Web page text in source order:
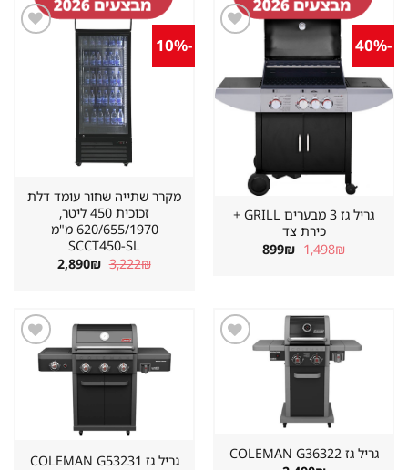
במועדפים
גריל גז 3 מבערים GRILL +
כירת צד
1,498 המחיר
המקורי
899 ₪ המחיר
הנוכחי
מקרר שתייה שחור עומד דלת
זכוכית 450 ליטר,
620/655/1970 מ"מ
SCCT450-SL
3,222 המחיר
המקורי
2,890 ₪ המחיר
הנוכחי
גריל גז ⁦COLEMAN G36322⁩
שמור
מוצר
גריל גז ⁦COLEMAN G53231⁩